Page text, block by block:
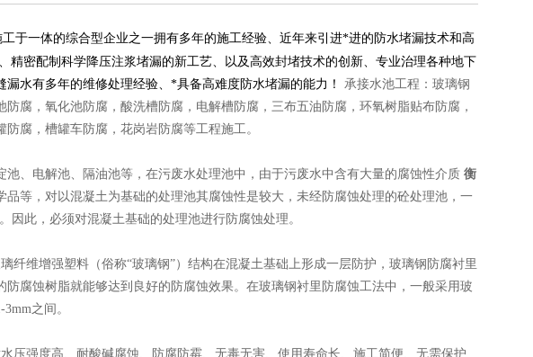
于一体的综合型企业之一拥有多年的施工经验、近年来引进*进的防水堵漏技术和高
精密配制科学降压注浆堵漏的新工艺、以及高效封堵技术的创新、专业治理各种地下
水有多年的维修处理经验、*具备高难度防水堵漏的能力！ 承接水池工程：玻璃钢
腐，氧化池防腐，酸洗槽防腐，电解槽防腐，三布五油防腐，环氧树脂贴布防腐，
腐，槽罐车防腐，花岗岩防腐等工程施工。
、电解池、隔油池等，在污废水处理池中，由于污废水中含有大量的腐蚀性介质 衡
品等，对以混凝土为基础的处理池其腐蚀性是较大，未经防腐蚀处理的砼处理池，一
因此，必须对混凝土基础的处理池进行防腐蚀处理。
纤维增强塑料（俗称“玻璃钢”）结构在混凝土基础上形成一层防护，玻璃钢防腐衬里
腐蚀树脂就能够达到良好的防腐蚀效果。在玻璃钢衬里防腐蚀工法中，一般采用玻
之间。
压强度高、耐酸碱腐蚀、防腐防霉、无毒无害、使用寿命长、施工简便、无需保护